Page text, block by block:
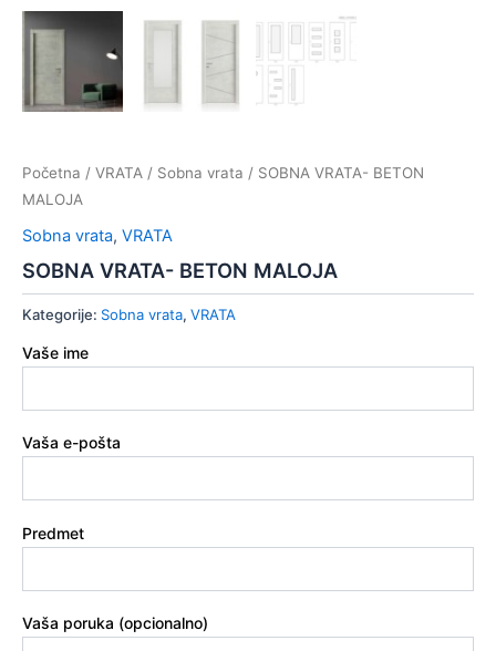
Početna / VRATA / Sobna vrata / SOBNA VRATA- BETON
MALOJA
Sobna vrata, VRATA
SOBNA VRATA- BETON MALOJA
Kategorije: Sobna vrata, VRATA
Vaše ime
Vaša e-pošta
Predmet
Vaša poruka (opcionalno)